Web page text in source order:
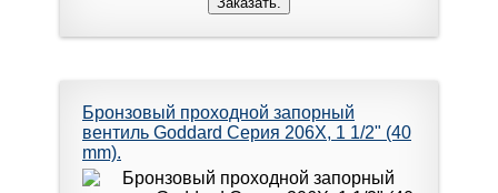
Бронзовый проходной запорный
вентиль Goddard Серия 206X, 1 1/2" (40
mm).